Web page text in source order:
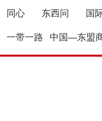
同心 东西问 国
一带一路 中国—东盟